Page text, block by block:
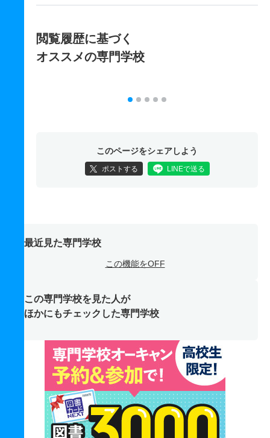
閲覧履歴に基づく
オススメの専門学校
このページをシェアしよう
ポストする LINEで送る
最近見た専門学校
この機能をOFF
この専門学校を見た人が
ほかにもチェックした専門学校